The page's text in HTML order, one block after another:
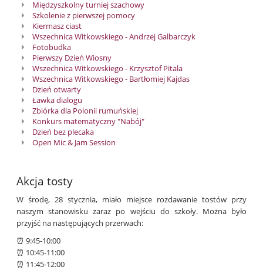
Międzyszkolny turniej szachowy
Szkolenie z pierwszej pomocy
Kiermasz ciast
Wszechnica Witkowskiego - Andrzej Galbarczyk
Fotobudka
Pierwszy Dzień Wiosny
Wszechnica Witkowskiego - Krzysztof Pitala
Wszechnica Witkowskiego - Bartłomiej Kajdas
Dzień otwarty
Ławka dialogu
Zbiórka dla Polonii rumuńskiej
Konkurs matematyczny "Nabój"
Dzień bez plecaka
Open Mic & Jam Session
Akcja tosty
W środę, 28 stycznia, miało miejsce rozdawanie tostów przy
naszym stanowisku zaraz po wejściu do szkoły. Można było
przyjść na następujących przerwach:
⏰ 9:45-10:00
⏰ 10:45-11:00
⏰ 11:45-12:00